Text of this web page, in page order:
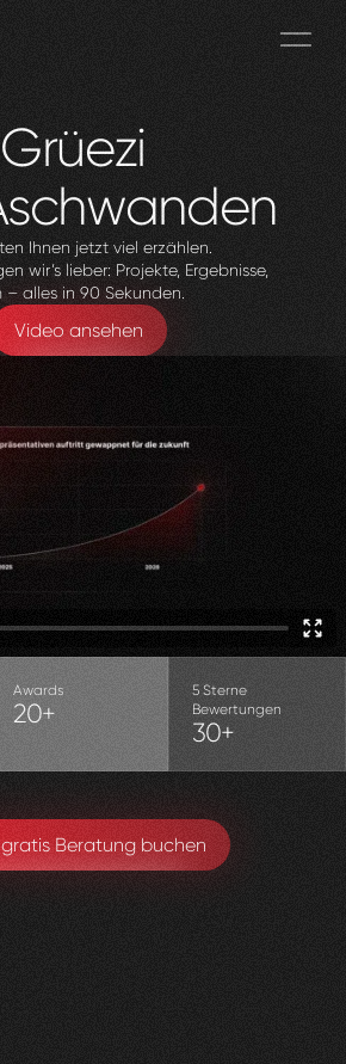
Grüezi
Ihnen jetzt viel erzählen.
wir’s lieber: Projekte, Ergebnisse,
– alles in 90 Sekunden.
Video ansehen
Awards
20+
5 Sterne
Bewertungen
30+
Beratung buchen